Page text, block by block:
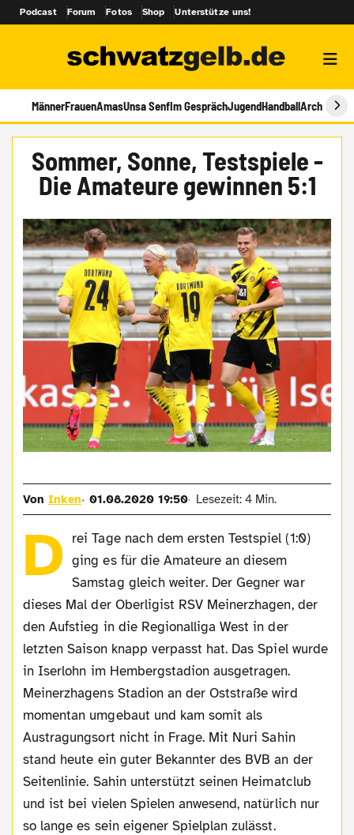
Podcast Forum Fotos Shop Unterstütze uns!
MännerFrauenAmasUnsa SenfIm GesprächJugendHandballArchiv
Sommer, Sonne, Testspiele -
Die Amateure gewinnen 5:1
VonInken 01.08.2020 19:50 Lesezeit: 4 Min.
D rei Tage nach dem ersten Testspiel (1:0)
ging es für die Amateure an diesem
Samstag gleich weiter. Der Gegner war
dieses Mal der Oberligist RSV Meinerzhagen, der
den Aufstieg in die Regionalliga West in der
letzten Saison knapp verpasst hat. Das Spiel wurde
in Iserlohn im Hembergstadion ausgetragen.
Meinerzhagens Stadion an der Oststraße wird
momentan umgebaut und kam somit als
Austragungsort nicht in Frage. Mit Nuri Sahin
stand heute ein guter Bekannter des BVB an der
Seitenlinie. Sahin unterstützt seinen Heimatclub
und ist bei vielen Spielen anwesend, natürlich nur
so lange es sein eigener Spielplan zulässt.